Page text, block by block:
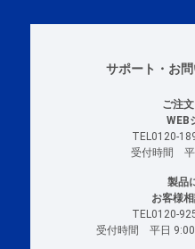
サポート・お
ご注
WEB
TEL0120-
受付時間 平
製品
お客様
TEL0120-
受付時間 平日